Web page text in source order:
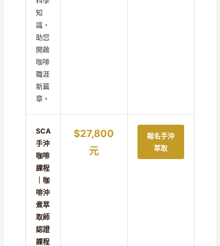
知
識，
助您
開啟
咖啡
職涯
新篇
章。
SCA
手沖
咖啡
課程
｜咖
啡沖
煮萃
取師
認證
課程
$27,800
元
報名手沖
萃取